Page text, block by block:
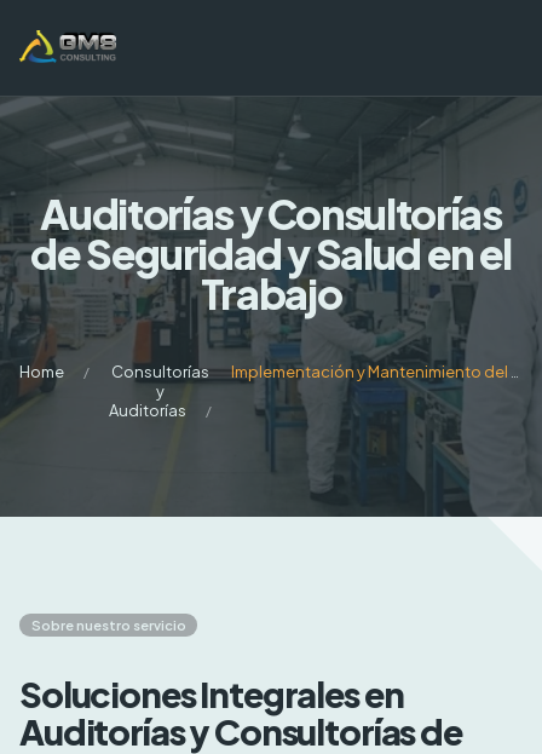
Auditorías y Consultorías
de Seguridad y Salud en el
Trabajo
Home
Consultorías
y
Auditorías
Sobre nuestro servicio
Soluciones Integrales en
Auditorías y Consultorías de